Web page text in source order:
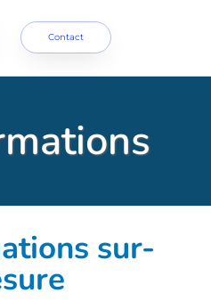
Contact
sur-